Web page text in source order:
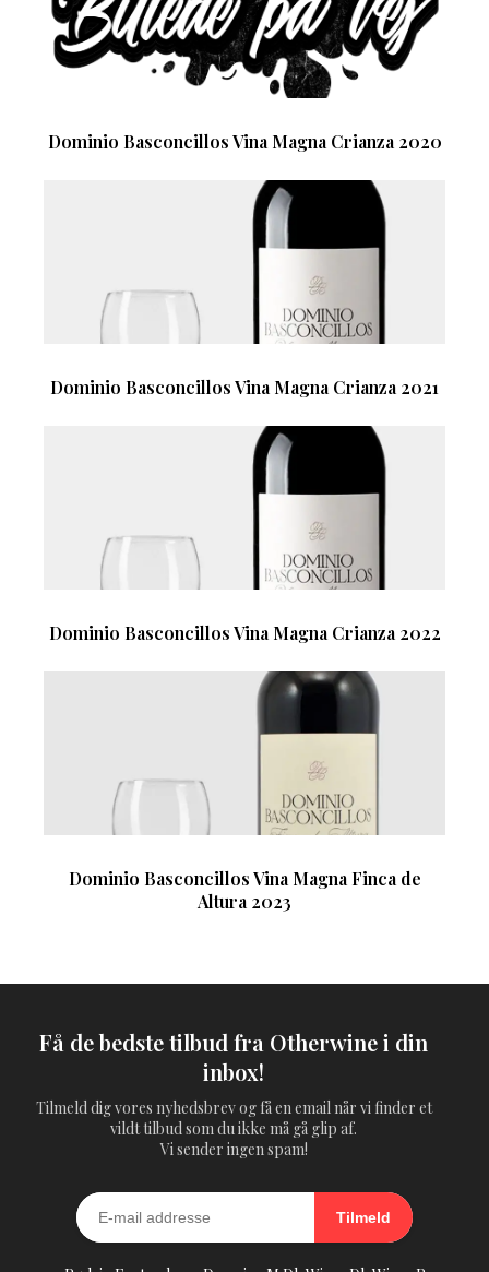
Dominio Basconcillos Vina Magna Crianza 2020
Dominio Basconcillos Vina Magna Crianza 2021
Dominio Basconcillos Vina Magna Crianza 2022
Dominio Basconcillos Vina Magna Finca de
Altura 2023
Få de bedste tilbud fra Otherwine i din
inbox!
Tilmeld dig vores nyhedsbrev og få en email når vi finder et
vildt tilbud som du ikke må gå glip af.
Vi sender ingen spam!
Tilmeld